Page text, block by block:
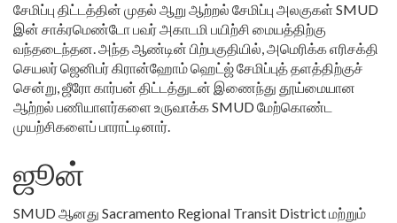
சேமிப்பு திட்டத்தின் முதல் ஆறு ஆற்றல் சேமிப்பு அலகுகள் SMUD
இன் சாக்ரமெண்டோ பவர் அகாடமி பயிற்சி மையத்திற்கு
வந்தடைந்தன. அந்த ஆண்டின் பிற்பகுதியில், அமெரிக்க எரிசக்தி
செயலர் ஜெனிபர் கிரான்ஹோம் ஹெட்ஜ் சேமிப்புத் தளத்திற்குச்
சென்று, ஜீரோ கார்பன் திட்டத்துடன் இணைந்து தூய்மையான
ஆற்றல் பணியாளர்களை உருவாக்க SMUD மேற்கொண்ட
முயற்சிகளைப் பாராட்டினார்.
ஜூன்
SMUD ஆனது Sacramento Regional Transit District மற்றும்